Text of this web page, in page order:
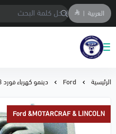
العربية |
متجر المحمادي لقطع السيارات
الرئيسية Ford دينمو كهرباء فورد 02/98 صغير اكسبلور 05/02 V8⭐⭐⭐
Ford &MOTARCRAF & LINCOLN